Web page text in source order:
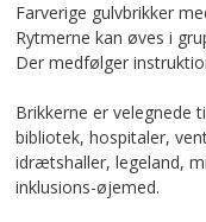
Farverige gulvbrikker
Rytmerne kan øves i
Der medfølger
Brikkerne er velegnede
bibliotek, hospitaler,
idrætshaller, legeland,
inklusions-øjemed.